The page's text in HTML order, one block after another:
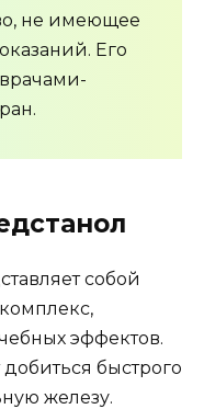
не имеющее
Его
собой
эффектов.
быстрого
железу.